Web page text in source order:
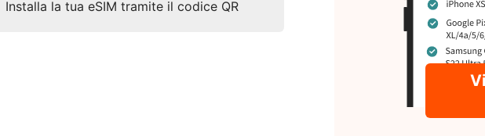
Installa la tua eSIM tramite il codice QR